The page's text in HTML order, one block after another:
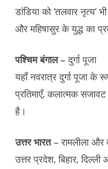
डांडिया को ‘तलवार नृत्य’
और महिषासुर के युद्ध का
पश्चिम बंगाल – दुर्गा पूजा
यहाँ नवरात्र दुर्गा पूजा के
प्रतिमाएँ, कलात्मक
है।
उत्तर भारत– रामलीला और
उत्तर प्रदेश, बिहार,